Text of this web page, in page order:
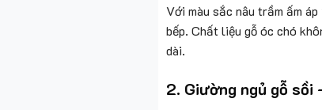
Với màu sắc nâu trầm ấm
bếp. Chất liệu gỗ óc chó
dài.
2. Giường ngủ gỗ